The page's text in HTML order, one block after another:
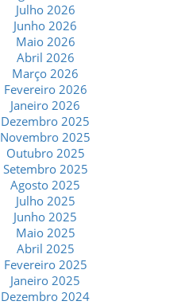
Julho 2026
Junho 2026
Maio 2026
Abril 2026
Março 2026
Fevereiro 2026
Janeiro 2026
Dezembro 2025
Novembro 2025
Outubro 2025
Setembro 2025
Agosto 2025
Julho 2025
Junho 2025
Maio 2025
Abril 2025
Fevereiro 2025
Janeiro 2025
Dezembro 2024